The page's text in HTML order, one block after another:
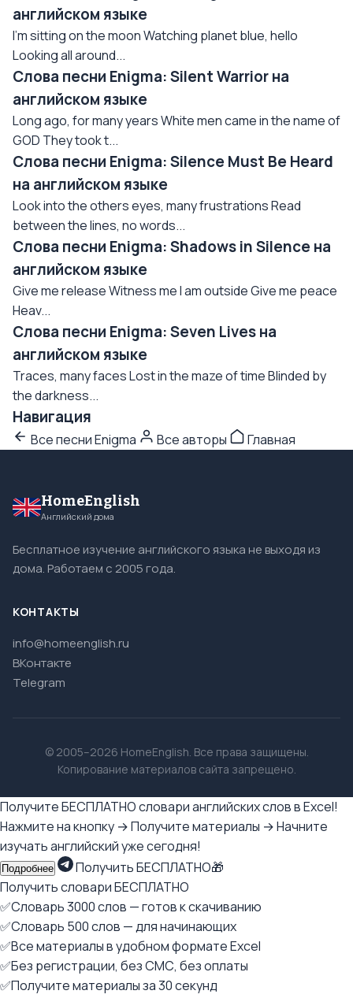
английском языке
I'm sitting on the moon Watching planet blue, hello
Looking all around...
Слова песни Enigma: Silent Warrior на
английском языке
Long ago, for many years White men came in the name of
GOD They took t...
Слова песни Enigma: Silence Must Be Heard
на английском языке
Look into the others eyes, many frustrations Read
between the lines, no words...
Слова песни Enigma: Shadows in Silence на
английском языке
Give me release Witness me I am outside Give me peace
Heav...
Слова песни Enigma: Seven Lives на
английском языке
Traces, many faces Lost in the maze of time Blinded by
the darkness...
Навигация
Все песни Enigma Все авторы Главная
HomeEnglish
Английский дома
Бесплатное изучение английского языка не выходя из
дома. Работаем с 2005 года.
КОНТАКТЫ
info@homeenglish.ru
ВКонтакте
Telegram
© 2005–2026 HomeEnglish. Все права защищены.
Копирование материалов сайта запрещено.
Получите БЕСПЛАТНО словари английских слов в Excel!
Нажмите на кнопку → Получите материалы → Начните
изучать английский уже сегодня!
Подробнее
Получить БЕСПЛАТНО🎁
Получить словари БЕСПЛАТНО
✅Словарь 3000 слов — готов к скачиванию
✅Словарь 500 слов — для начинающих
✅Все материалы в удобном формате Excel
✅Без регистрации, без СМС, без оплаты
✅Получите материалы за 30 секунд